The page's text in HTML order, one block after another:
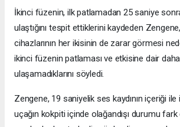
İkinci füzenin, ilk patlamadan 25 saniye sonra
ulaştığını tespit ettiklerini kaydeden
cihazlarının her ikisinin de zarar görmesi
ikinci füzenin patlaması ve etkisine dair
ulaşamadıklarını söyledi.
Zengene, 19 saniyelik ses kaydının içeriği ile
uçağın kokpiti içinde olağandışı durumu